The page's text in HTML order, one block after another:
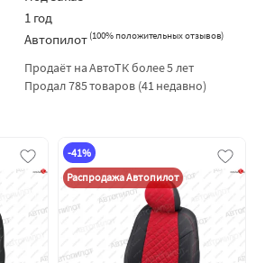
1 год
Автопилот (100% положительных отзывов)
Продаёт на АвтоТК более 5 лет
Продал 785 товаров (41 недавно)
-41%
Распродажа Автопилот